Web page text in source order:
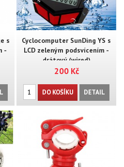
s
-
Cyclocomputer SunDing YS s
LCD zeleným podsvícením -
drátový (wired)
200 Kč
DO KOŠÍKU DETAIL